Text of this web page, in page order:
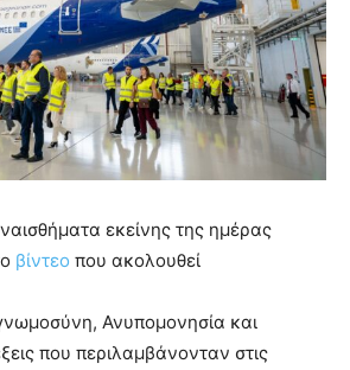
εκείνης της ημέρας
βίντεο που ακολουθεί
Ανυπομονησία και
που περιλαμβάνονταν στις